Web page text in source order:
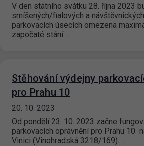
V den státního svátku 28. října 2023
smíšených/fialových a
parkovacích úsecích omezena
započaté stání…
Stěhování výdejny
pro Prahu 10
20. 10. 2023
Od pondělí 23. 10. 2023 začne
parkovacích oprávnění pro Prahu 10
Vinici (Vinohradská 3218/169).…